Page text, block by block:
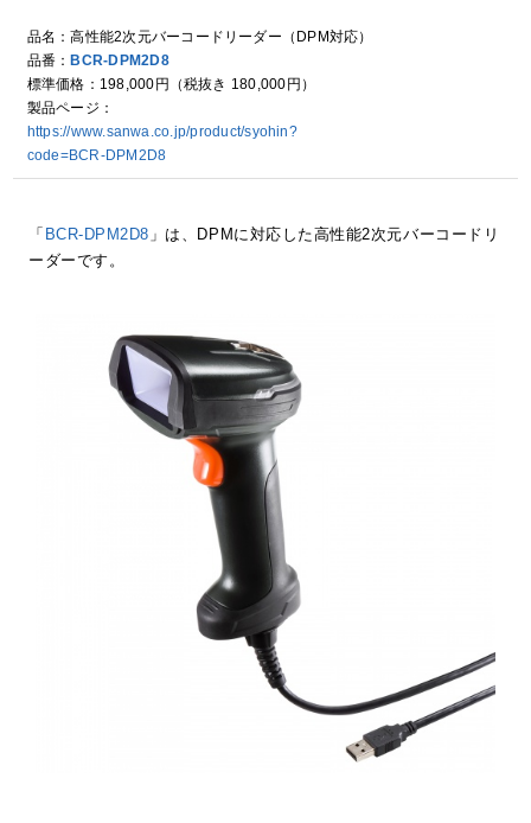
品名：高性能2次元バーコードリーダー（DPM対応）
品番： BCR-DPM2D8
標準価格：198,000円
（税抜き 180,000円）
製品ページ：
https://www.sanwa.co.jp/product/syohin?
code=BCR-DPM2D8
「 BCR-DPM2D8 」は、DPMに対応した高性能2次元バーコードリ
ーダーです。